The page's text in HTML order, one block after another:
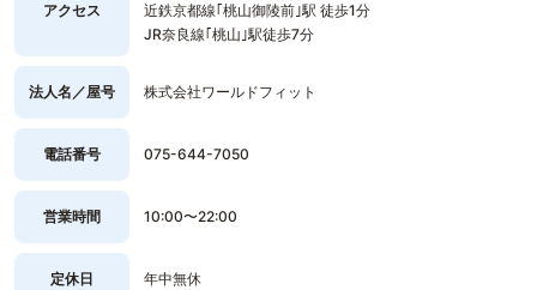
アクセス
近鉄京都線｢桃山御陵前｣駅 徒歩1分
JR奈良線｢桃山｣駅徒歩7分
法人名／屋号 株式会社ワールドフィット
電話番号 075-644-7050
営業時間 10:00〜22:00
定休日 年中無休